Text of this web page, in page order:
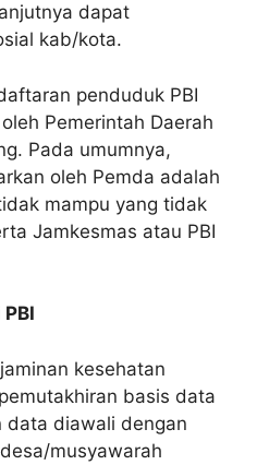
dapat
kab/kota.
penduduk PBI
Pemerintah Daerah
Pada umumnya,
oleh Pemda adalah
mampu yang tidak
Jamkesmas atau PBI
kesehatan
basis data
data diawali dengan
musyawarah